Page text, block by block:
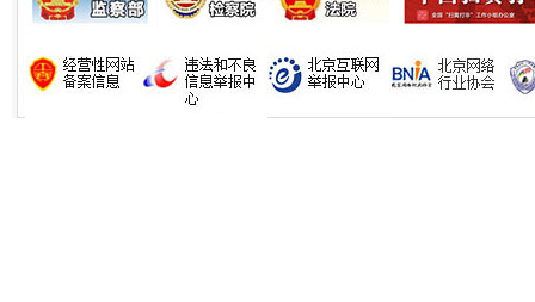
“刷贴”乱象丛生
生